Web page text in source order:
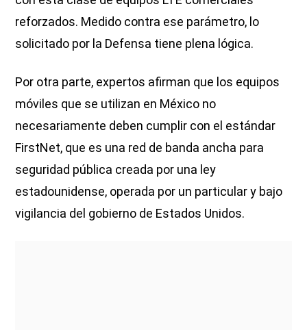
reforzados. Medido contra ese parámetro, lo
solicitado por la Defensa tiene plena lógica.
Por otra parte, expertos afirman que los equipos
móviles que se utilizan en México no
necesariamente deben cumplir con el estándar
FirstNet, que es una red de banda ancha para
seguridad pública creada por una ley
estadounidense, operada por un particular y bajo
vigilancia del gobierno de Estados Unidos.